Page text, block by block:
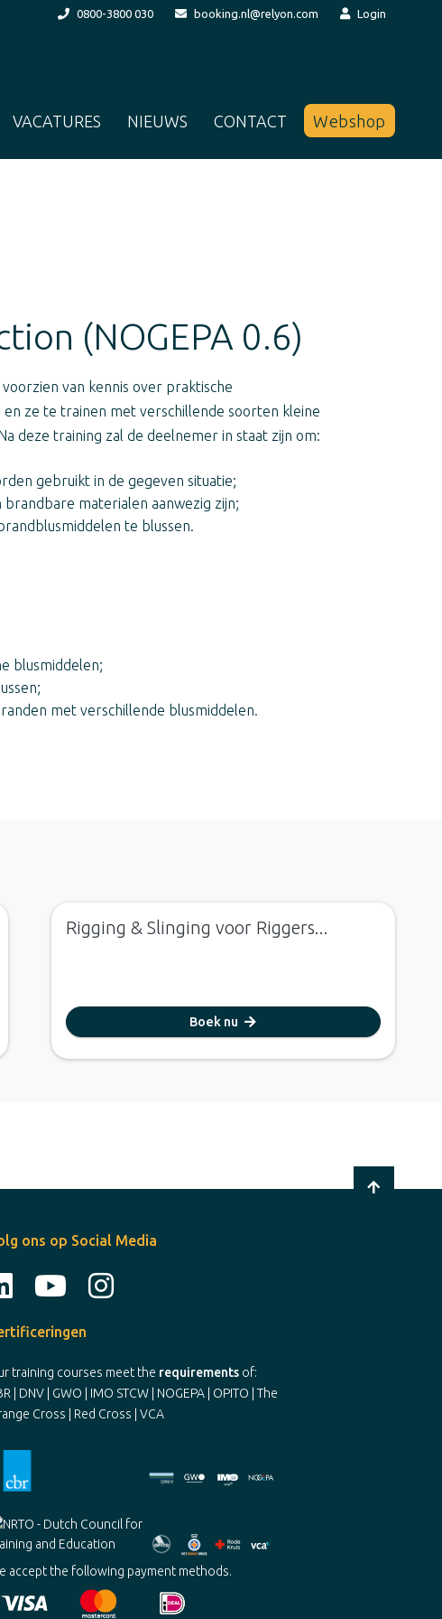
0800-3800 030 booking.nl@relyon.com Login
VACATURES NIEUWS CONTACT Webshop
(NOGEPA 0.6)
van kennis over praktische
ze te trainen met verschillende soorten kleine
deze training zal de deelnemer in staat zijn om:
gebruikt in de gegeven situatie;
materialen aanwezig zijn;
te blussen.
blusmiddelen;
met verschillende blusmiddelen.
Rigging & Slinging voor Riggers...
Boek nu
ons op Social Media
training courses meet the requirements of:
| DNV | GWO | IMO STCW | NOGEPA | OPITO | The
Cross | Red Cross | VCA
accept the following payment methods.